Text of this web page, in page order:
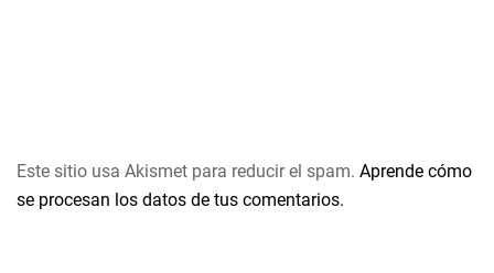
Este sitio usa Akismet para reducir el spam. Aprende cómo
se procesan los datos de tus comentarios.